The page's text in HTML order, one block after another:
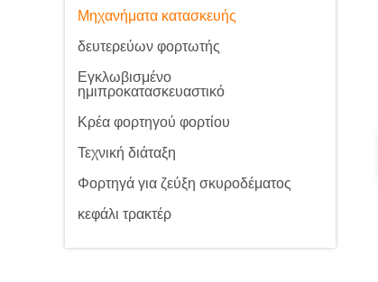
Μηχανήματα κατασκευής
δευτερεύων φορτωτής
Εγκλωβισμένο
ημιπροκατασκευαστικό
Κρέα φορτηγού φορτίου
Τεχνική διάταξη
Φορτηγά για ζεύξη σκυροδέματος
κεφάλι τρακτέρ